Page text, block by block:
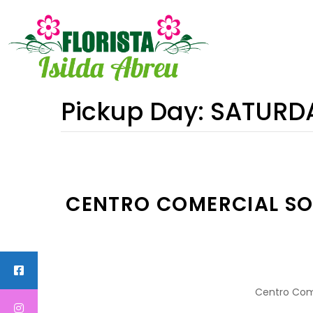
Pickup Day:
CENTRO COMERCIAL
Centro